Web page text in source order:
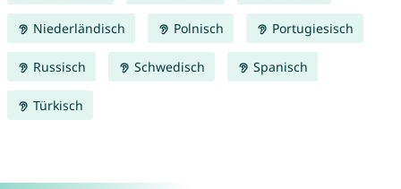
Niederländisch Polnisch Portugiesisch
Russisch Schwedisch Spanisch
Türkisch